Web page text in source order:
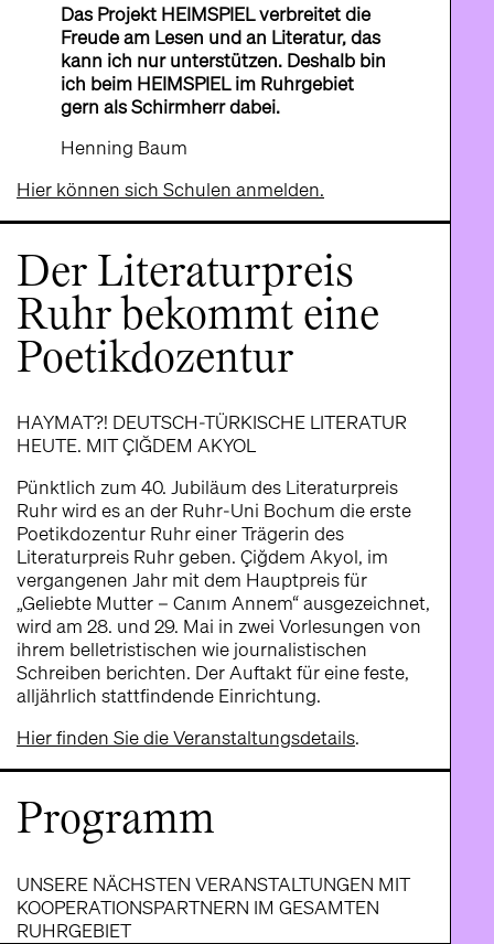
Das Projekt HEIMSPIEL verbreitet die
Freude am Lesen und an Literatur, das
kann ich nur unterstützen. Deshalb bin
ich beim HEIMSPIEL im Ruhrgebiet
gern als Schirmherr dabei.
Henning Baum
Hier können sich Schulen anmelden.
Der Literaturpreis
Ruhr bekommt eine
Poetikdozentur
HAYMAT?! DEUTSCH-TÜRKISCHE LITERATUR
HEUTE. MIT ÇIĞDEM AKYOL
Pünktlich zum 40. Jubiläum des Literaturpreis
Ruhr wird es an der Ruhr-Uni Bochum die erste
Poetikdozentur Ruhr einer Trägerin des
Literaturpreis Ruhr geben. Çiğdem Akyol, im
vergangenen Jahr mit dem Hauptpreis für
„Geliebte Mutter – Canım Annem“ ausgezeichnet,
wird am 28. und 29. Mai in zwei Vorlesungen von
ihrem belletristischen wie journalistischen
Schreiben berichten. Der Auftakt für eine feste,
alljährlich stattfindende Einrichtung.
Hier finden Sie die Veranstaltungsdetails.
Programm
UNSERE NÄCHSTEN VERANSTALTUNGEN MIT
KOOPERATIONSPARTNERN IM GESAMTEN
RUHRGEBIET